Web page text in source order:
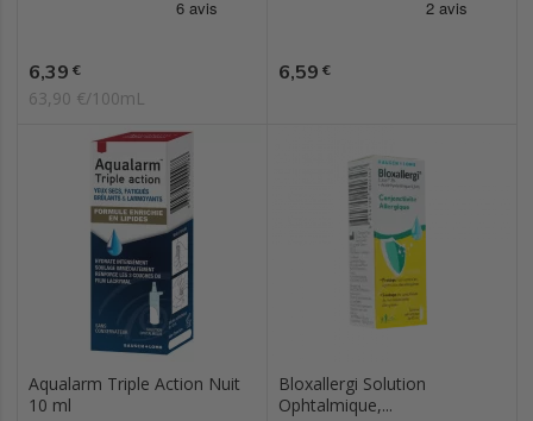
Prix
6,39 €
63,90 €/100mL
Prix
6,59 €
Aqualarm Triple Action Nuit
10 ml
Bloxallergi Solution
Ophtalmique,...